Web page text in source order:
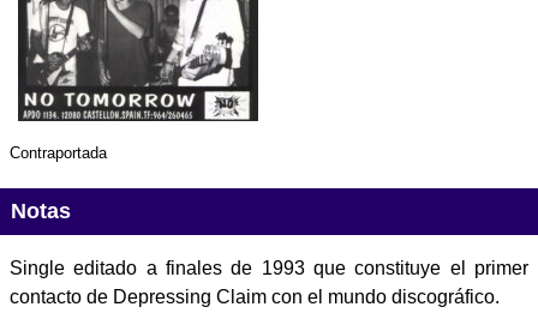
Contraportada
Notas
Single editado a finales de 1993 que constituye el primer
contacto de Depressing Claim con el mundo discográfico.